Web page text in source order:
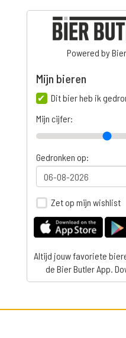
Powered by
Mijn bieren
Dit bier heb ik
Mijn cijfer:
Gedronken op:
Zet op mijn wishlist
Altijd jouw favoriete
de Bier Butler App.